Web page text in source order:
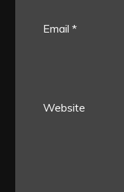
Email*
Website